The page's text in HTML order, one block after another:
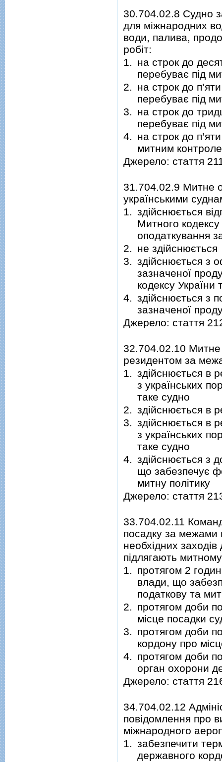
30.704.02.8 Судно
для міжнародних
води, палива,
робіт:
1. на строк до
перебуває під
2. на строк до
перебуває під
3. на строк до
перебуває під
4. на строк до
митним
Джерело: стаття
31.704.02.9 Митне
українськими
1. здійснюється
Митного
оподаткування
2. не здійснюється
3. здійснюється з
зазначеної
кодексу України
4. здійснюється з
зазначеної
Джерело: стаття
32.704.02.10
резидентом за
1. здійснюється в
з українських
таке судно
2. здійснюється в
3. здійснюється в
з українських
таке судно
4. здійснюється з
що забезпечує
митну політику
Джерело: стаття
33.704.02.11
посадку за межами
необхідних
підлягають
1. протягом 2
влади, що
податкову та
2. протягом доби
місце посадки
3. протягом доби
кордону про
4. протягом доби
орган охорони
Джерело: стаття
34.704.02.12
повідомлення про
міжнародного
1. забезпечити
державного